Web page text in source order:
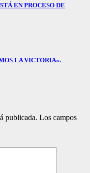
EN PROCESO DE
LA VICTORIA».
publicada. Los campos